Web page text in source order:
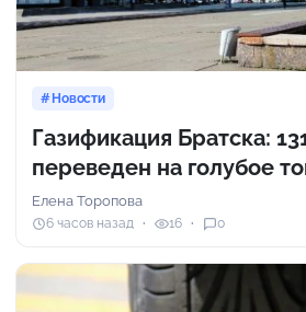
Новости
Газификация Братска:
переведен на голубое
Елена Торопова
6 часов назад 16 0